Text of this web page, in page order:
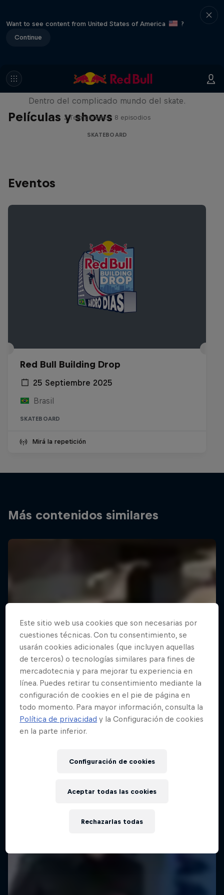
Want to see content from United States of America
?
Continue
Películas y shows
Pushing Forward
Dentro del complicado mundo del skate.
2 Termporadas · 8 episodios
SKATEBOARD
Eventos
Red Bull Building Drop
25 Septiembre 2025
Brasil
SKATEBOARD
Mirá la repetición
Más contenidos similares
Este sitio web usa cookies que son necesarias por
cuestiones técnicas. Con tu consentimiento, se
usarán cookies adicionales (que incluyen aquellas
de terceros) o tecnologías similares para fines de
mercadotecnia y para mejorar tu experiencia en
línea. Puedes retirar tu consentimiento mediante la
configuración de cookies en el pie de página en
todo momento. Para mayor información, consulta la
Política de privacidad y la Configuración de cookies
en la parte inferior.
Configuración de cookies
Rechazarlas todas
Aceptar todas las cookies